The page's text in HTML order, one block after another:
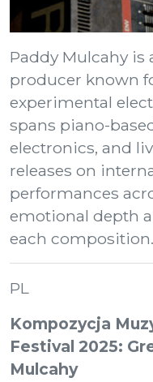
Paddy Mulcahy is
producer known
experimental
spans piano-
electronics, and
releases on
performances
emotional depth
each composition.
PL
Kompozycja
Festival 2025:
Mulcahy